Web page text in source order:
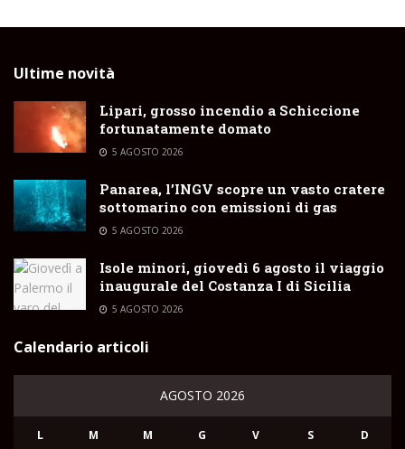
Ultime novità
Lipari, grosso incendio a Schiccione
fortunatamente domato
5 AGOSTO 2026
Panarea, l’INGV scopre un vasto cratere
sottomarino con emissioni di gas
5 AGOSTO 2026
Isole minori, giovedì 6 agosto il viaggio
inaugurale del Costanza I di Sicilia
5 AGOSTO 2026
Calendario articoli
AGOSTO 2026
L M M G V S D